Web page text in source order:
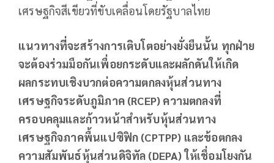
เศรษฐกิจสีเขียวที่ขับเคลื่อนโดยรัฐบาลไทย
แนวทางที่จะสร้างการเติบโตอย่างยั่งยืนนั้น ทุกฝ่าย
จะต้องร่วมมือกันเพื่อยกระดับและผลักดันให้เกิด
ผลกระทบเชิงบวกต่อความตกลงหุ้นส่วนทาง
เศรษฐกิจระดับภูมิภาค (RCEP) ความตกลงที่
ครอบคลุมและก้าวหน้าสำหรับหุ้นส่วนทาง
เศรษฐกิจภาคพื้นแปซิฟิก (CPTPP) และข้อตกลง
ความสัมพันธ์หุ้นส่วนดิจิทัล (DEPA) ให้เชื่อมโยงกัน